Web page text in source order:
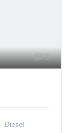
5
Diesel